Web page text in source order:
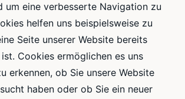
um eine verbesserte Navigation zu
helfen uns beispielsweise zu
Seite unserer Website bereits
Cookies ermöglichen es uns
erkennen, ob Sie unsere Website
haben oder ob Sie ein neuer